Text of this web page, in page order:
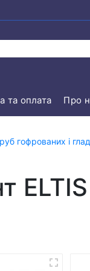
та оплата Про
гофрованих і
ELTIS